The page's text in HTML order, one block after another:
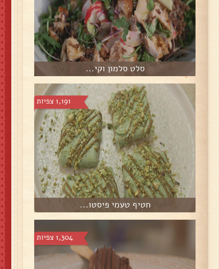
סלט סלמון וקי...
1,191 צפיות
חטיף טעמי פיסטו...
1,304 צפיות